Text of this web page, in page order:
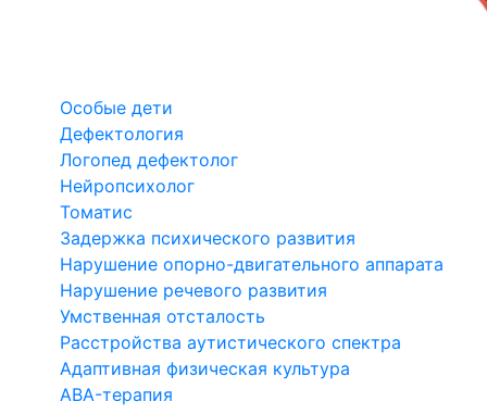
Особые дети
Дефектология
Логопед дефектолог
Нейропсихолог
Томатис
Задержка психического развития
Нарушение опорно-двигательного аппарата
Нарушение речевого развития
Умственная отсталость
Расстройства аутистического спектра
Адаптивная физическая культура
ABA-терапия